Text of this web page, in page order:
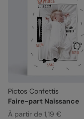
Pictos Confettis
Faire-part Naissance
À partir de 1,19 €